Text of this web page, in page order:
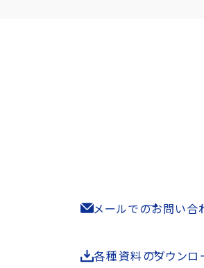
メールでのお問い合
各種資料のダウンロ